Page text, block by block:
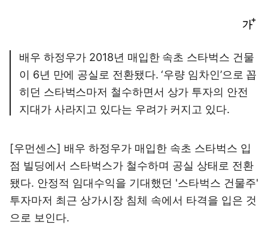
배우 하정우가 2018년 매입한 속초 스타벅스 건물
이 6년 만에 공실로 전환됐다. ‘우량 임차인’으로 꼽
히던 스타벅스마저 철수하면서 상가 투자의 안전
지대가 사라지고 있다는 우려가 커지고 있다.
[우먼센스] 배우 하정우가 매입한 속초 스타벅스 입
점 빌딩에서 스타벅스가 철수하며 공실 상태로 전환
됐다. 안정적 임대수익을 기대했던 '스타벅스 건물주'
투자마저 최근 상가시장 침체 속에서 타격을 입은 것
으로 보인다.